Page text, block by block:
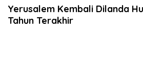
Yerusalem Kembali Dilanda
Tahun Terakhir